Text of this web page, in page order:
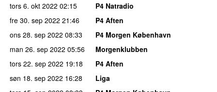
tors 6. okt 2022 02:15
P4 Natradio
fre 30. sep 2022 21:46
P4 Aften
ons 28. sep 2022 08:33
P4 Morgen København
man 26. sep 2022 05:56
Morgenklubben
tors 22. sep 2022 19:18
P4 Aften
søn 18. sep 2022 16:28
Liga